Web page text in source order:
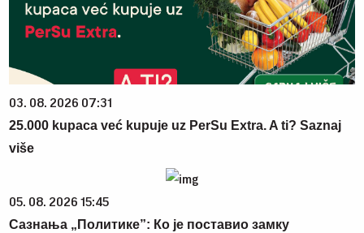
03. 08. 2026 07:31
25.000 kupaca već kupuje uz PerSu Extra. A ti? Saznaj
više
05. 08. 2026 15:45
Сазнања „Политике”: Ко је поставио замку